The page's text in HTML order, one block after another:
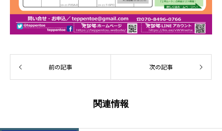
前の記事 次の記事
関連情報